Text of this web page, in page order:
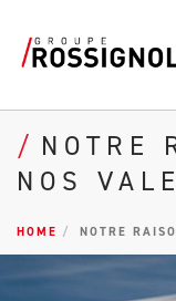
PROGRAMME RESPECT /
LE GROUPE
ATHLÈTES
NOTRE
NOS
HOME NOTRE